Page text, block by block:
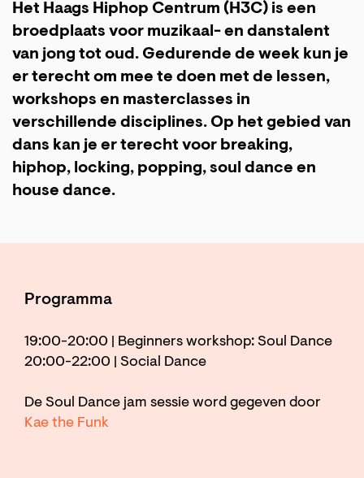
Het Haags Hiphop Centrum (H3C) is een
broedplaats voor muzikaal- en danstalent
van jong tot oud. Gedurende de week kun je
er terecht om mee te doen met de lessen,
workshops en masterclasses in
verschillende disciplines. Op het gebied van
dans kan je er terecht voor breaking,
hiphop, locking, popping, soul dance en
house dance.
Programma
19:00-20:00 | Beginners workshop: Soul Dance
20:00-22:00 | Social Dance
De Soul Dance jam sessie word gegeven door
Kae the Funk